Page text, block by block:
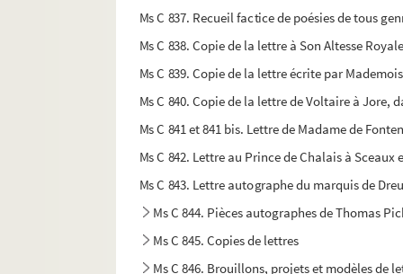
Ms C 837. Recueil factice de poésies de tous
Ms C 838. Copie de la lettre à Son Altesse
Ms C 839. Copie de la lettre écrite par
Ms C 840. Copie de la lettre de Voltaire à Jore,
Ms C 841 et 841 bis. Lettre de Madame de
Ms C 842. Lettre au Prince de Chalais à
Ms C 843. Lettre autographe du marquis de
Ms C 844. Pièces autographes de Thomas
Ms C 845. Copies de lettres
Ms C 846. Brouillons, projets et modèles de